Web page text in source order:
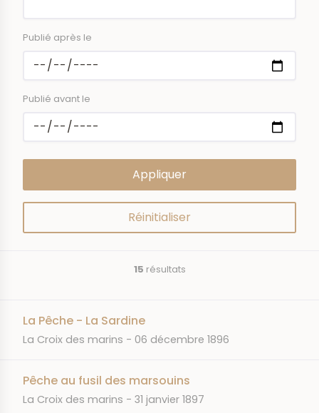
Publié après le
Publié avant le
15 résultats
La Pêche - La Sardine
JOURNAL
La Croix des marins DATE
06 décembre 1896
Pêche au fusil des marsouins
JOURNAL
La Croix des marins DATE
31 janvier 1897